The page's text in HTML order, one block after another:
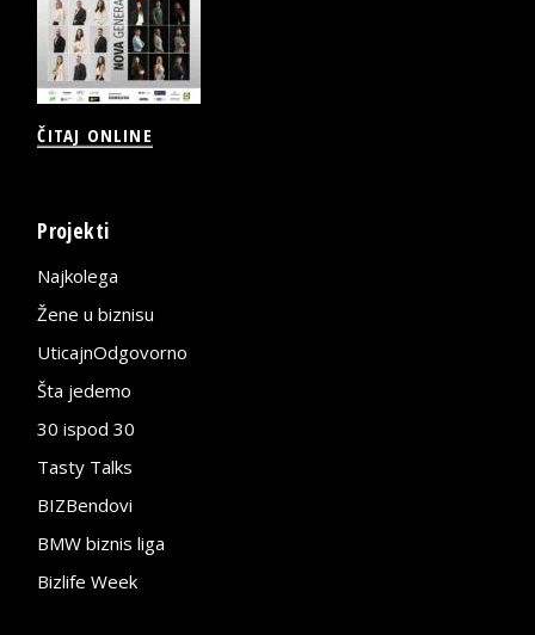
ČITAJ ONLINE
Projekti
Najkolega
Žene u biznisu
UticajnOdgovorno
Šta jedemo
30 ispod 30
Tasty Talks
BIZBendovi
BMW biznis liga
Bizlife Week